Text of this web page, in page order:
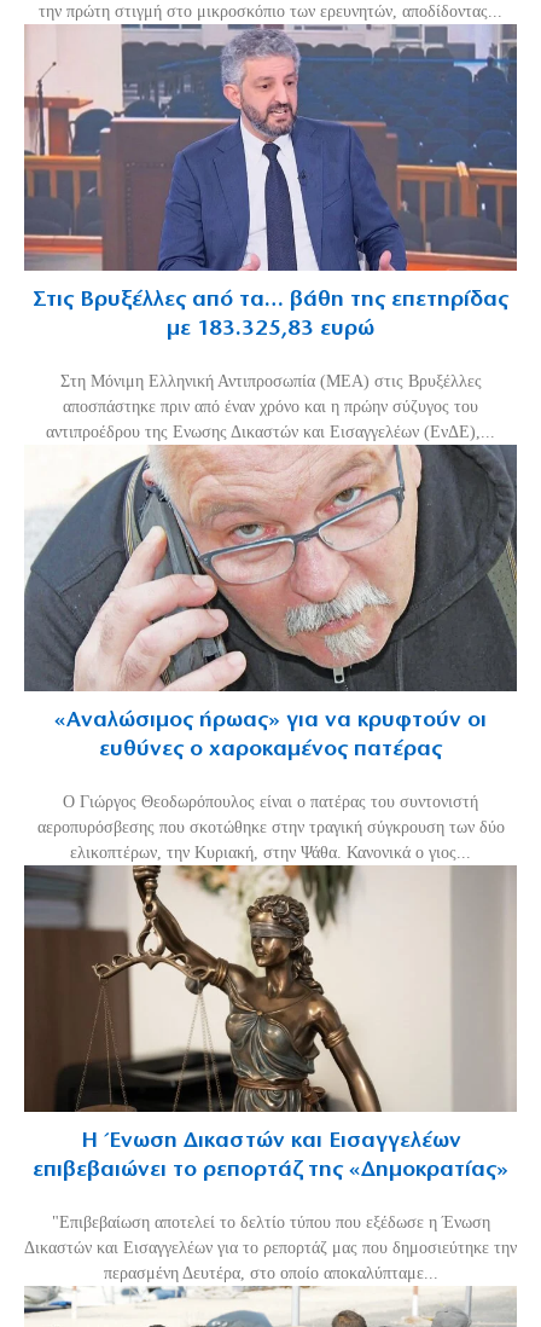
την πρώτη στιγμή στο μικροσκόπιο των ερευνητών, αποδίδοντας...
Στις Βρυξέλλες από τα… βάθη της επετηρίδας
με 183.325,83 ευρώ
Στη Μόνιμη Ελληνική Αντιπροσωπία (ΜΕΑ) στις Βρυξέλλες
αποσπάστηκε πριν από έναν χρόνο και η πρώην σύζυγος του
αντιπροέδρου της Ενωσης Δικαστών και Εισαγγελέων (ΕνΔΕ),...
«Aναλώσιμος ήρωας» για να κρυφτούν οι
ευθύνες ο χαροκαμένος πατέρας
Ο Γιώργος Θεοδωρόπουλος είναι ο πατέρας του συντονιστή
αεροπυρόσβεσης που σκοτώθηκε στην τραγική σύγκρουση των δύο
ελικοπτέρων, την Κυριακή, στην Ψάθα. Κανονικά ο γιος...
Η Ένωση Δικαστών και Εισαγγελέων
επιβεβαιώνει το ρεπορτάζ της «Δημοκρατίας»
"Επιβεβαίωση αποτελεί το δελτίο τύπου που εξέδωσε η Ένωση
Δικαστών και Εισαγγελέων για το ρεπορτάζ μας που δημοσιεύτηκε την
περασμένη Δευτέρα, στο οποίο αποκαλύπταμε...